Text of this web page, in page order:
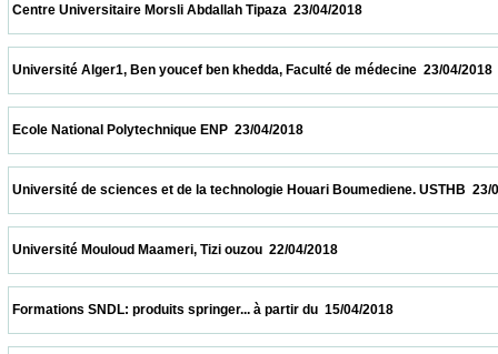
Centre Universitaire Morsli Abdallah Tipaza  23/04/2018
Université Alger1, Ben youcef ben khedda, Faculté de médecine
Ecole National Polytechnique ENP  23/04/2018
Université de sciences et de la technologie Houari Boumediene.
Université Mouloud Maameri, Tizi ouzou  22/04/2018
Formations SNDL: produits springer... à partir du  15/04/2018